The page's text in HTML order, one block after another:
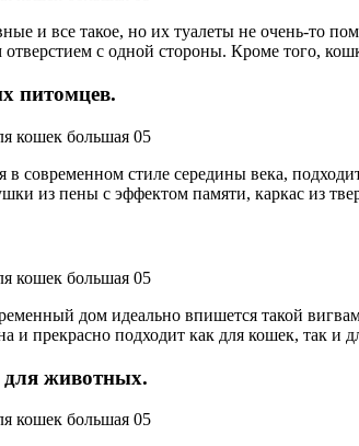
и все такое, но их туалеты не очень-то
с одной стороны. Кроме того,
питомцев.
современном стиле середины века,
из пены с эффектом памяти, каркас из
дом идеально впишется такой
и прекрасно подходит как для кошек, так и
животных.